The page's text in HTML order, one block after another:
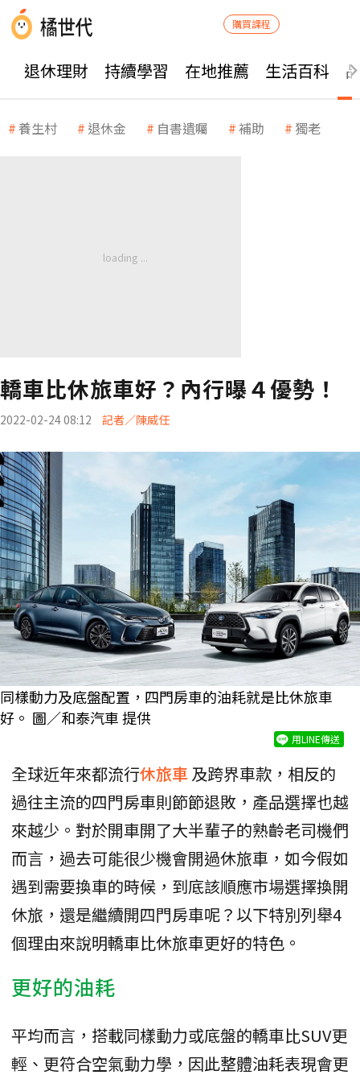
購買課程
退休理財 持續學習 在地推薦 生活百科
養生村 退休金 自書遺囑 補助 獨老
轎車比休旅車好？內行曝４優勢！
2022-02-24 08:12 記者／陳威任
同樣動力及底盤配置，四門房車的油耗就是比休旅車
好。 圖／和泰汽車 提供
用LINE傳送
全球近年來都流行休旅車及跨界車款，相反的
過往主流的四門房車則節節退敗，產品選擇也越
來越少。對於開車開了大半輩子的熟齡老司機們
而言，過去可能很少機會開過休旅車，如今假如
遇到需要換車的時候，到底該順應市場選擇換開
休旅，還是繼續開四門房車呢？以下特別列舉4
個理由來說明轎車比休旅車更好的特色。
更好的油耗
平均而言，搭載同樣動力或底盤的轎車比SUV更
輕、更符合空氣動力學，因此整體油耗表現會更